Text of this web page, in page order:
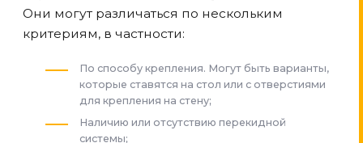
Они могут различаться по нескольким
критериям, в частности:
По способу крепления. Могут быть варианты,
которые ставятся на стол или с отверстиями
для крепления на стену;
Наличию или отсутствию перекидной
системы;